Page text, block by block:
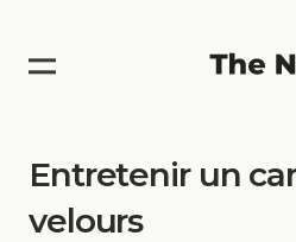
Entretenir un
velours